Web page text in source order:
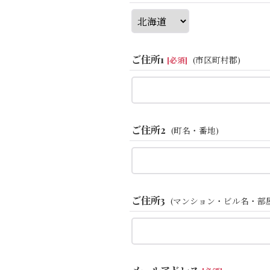
ご住所1 [必須] (市区町村郡)
ご住所2 (町名・番地)
ご住所3 (マンション・ビル名・部